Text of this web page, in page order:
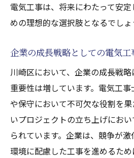
応募先企業のリサーチ
面接対策と模擬面接の重
転職エージェントの活用
キルと資格
基本的な電気工事士の
上級電気工事士になる
特殊技術と専門資格の
実務経験を積むための
電気工事は、将来にわたって安
めの理想的な選択肢となるでしょ
企業の成長戦略としての電気
川崎区において、企業の成長戦
重要性は増しています。電気工
や保守において不可欠な役割を
いプロジェクトの立ち上げにお
られています。企業は、競争が
環境に配慮した工事を進めるた